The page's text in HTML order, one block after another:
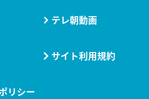
テレ朝動画
サイト利用規約
リシー